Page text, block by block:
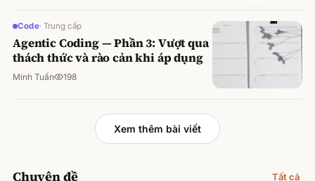
Code· Trung cấp
Agentic Coding — Phần 3: Vượt qua
thách thức và rào cản khi áp dụng
Minh Tuấn 198
Xem thêm bài viết
Chuyên đề Tất cả